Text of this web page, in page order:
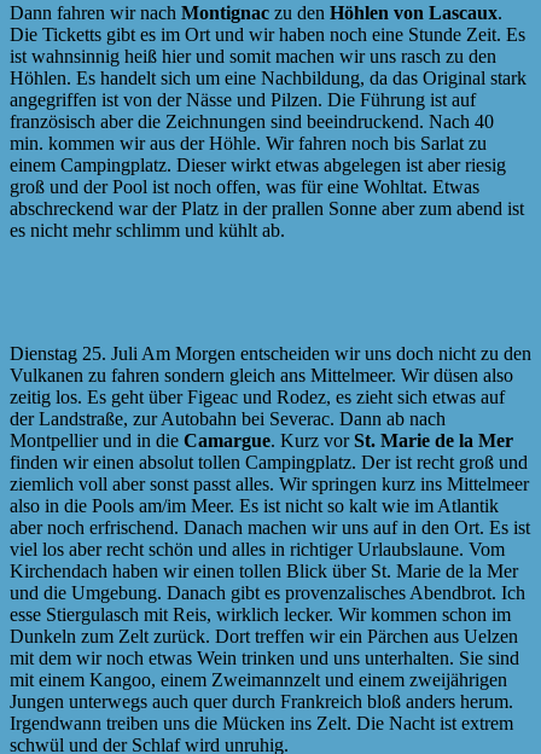
Dann fahren wir nach Montignac zu den Höhlen von Lascaux.
Die Ticketts gibt es im Ort und wir haben noch eine Stunde Zeit. Es
ist wahnsinnig heiß hier und somit machen wir uns rasch zu den
Höhlen. Es handelt sich um eine Nachbildung, da das Original stark
angegriffen ist von der Nässe und Pilzen. Die Führung ist auf
französisch aber die Zeichnungen sind beeindruckend. Nach 40
min. kommen wir aus der Höhle. Wir fahren noch bis Sarlat zu
einem Campingplatz. Dieser wirkt etwas abgelegen ist aber riesig
groß und der Pool ist noch offen, was für eine Wohltat. Etwas
abschreckend war der Platz in der prallen Sonne aber zum abend ist
es nicht mehr schlimm und kühlt ab.
Dienstag 25. Juli Am Morgen entscheiden wir uns doch nicht zu den
Vulkanen zu fahren sondern gleich ans Mittelmeer. Wir düsen also
zeitig los. Es geht über Figeac und Rodez, es zieht sich etwas auf
der Landstraße, zur Autobahn bei Severac. Dann ab nach
Montpellier und in die Camargue. Kurz vorSt. Marie de la Mer
finden wir einen absolut tollen Campingplatz. Der ist recht groß und
ziemlich voll aber sonst passt alles. Wir springen kurz ins Mittelmeer
also in die Pools am/im Meer. Es ist nicht so kalt wie im Atlantik
aber noch erfrischend. Danach machen wir uns auf in den Ort. Es ist
viel los aber recht schön und alles in richtiger Urlaubslaune. Vom
Kirchendach haben wir einen tollen Blick über St. Marie de la Mer
und die Umgebung. Danach gibt es provenzalisches Abendbrot. Ich
esse Stiergulasch mit Reis, wirklich lecker. Wir kommen schon im
Dunkeln zum Zelt zurück. Dort treffen wir ein Pärchen aus Uelzen
mit dem wir noch etwas Wein trinken und uns unterhalten. Sie sind
mit einem Kangoo, einem Zweimannzelt und einem zweijährigen
Jungen unterwegs auch quer durch Frankreich bloß anders herum.
Irgendwann treiben uns die Mücken ins Zelt. Die Nacht ist extrem
schwül und der Schlaf wird unruhig.